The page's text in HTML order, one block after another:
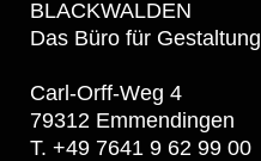
BLACKWALDEN
Das Büro für Gestaltung
Carl-Orff-Weg 4
79312 Emmendingen
T. +49 7641 9 62 99 00